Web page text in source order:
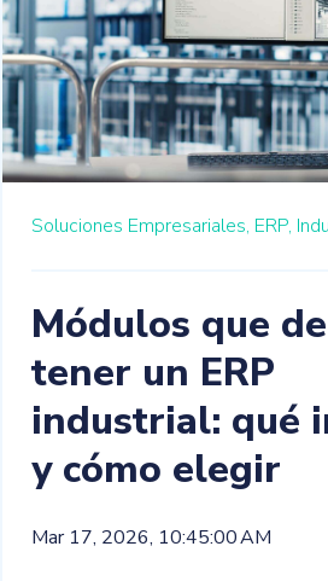
Soluciones Empresariales, ERP,
Módulos que
tener un ERP
industrial: qué
y cómo elegir
Mar 17, 2026, 10:45:00 AM